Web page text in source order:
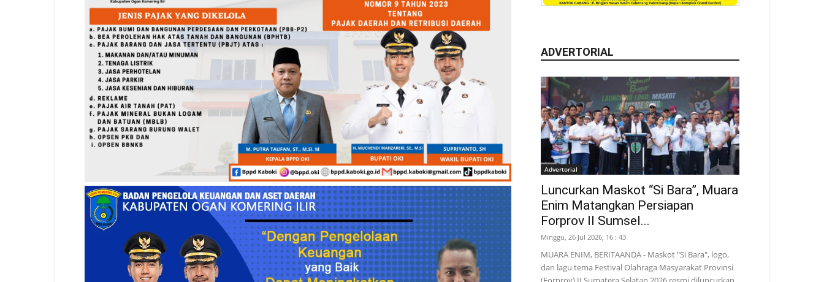
ADVERTORIAL
Advertorial
Luncurkan Maskot “Si Bara”, Muara
Enim Matangkan Persiapan
Forprov II Sumsel...
Minggu, 26 Jul 2026, 16 : 43
MUARA ENIM, BERITAANDA - Maskot "Si Bara", logo,
dan lagu tema Festival Olahraga Masyarakat Provinsi